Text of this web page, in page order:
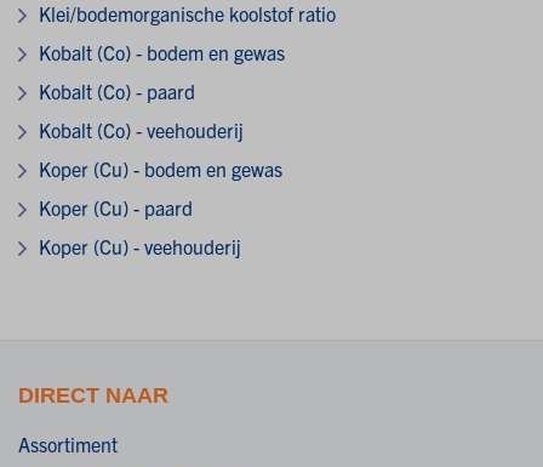
Klei/bodemorganische koolstof ratio
Kobalt (Co) - bodem en gewas
Kobalt (Co) - paard
Kobalt (Co) - veehouderij
Koper (Cu) - bodem en gewas
Koper (Cu) - paard
Koper (Cu) - veehouderij
DIRECT NAAR
Assortiment